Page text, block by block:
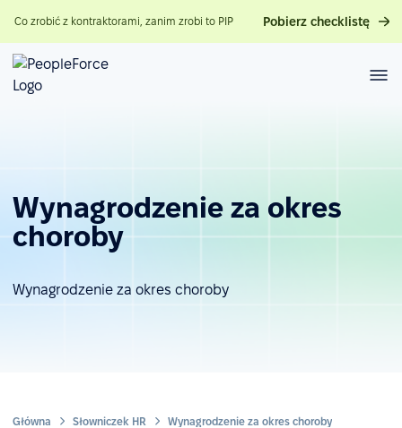
Co zrobić z kontraktorami, zanim zrobi to PIP Pobierz checklistę
Wynagrodzenie za okres
choroby
Wynagrodzenie za okres choroby
Główna Słowniczek HR Wynagrodzenie za okres choroby